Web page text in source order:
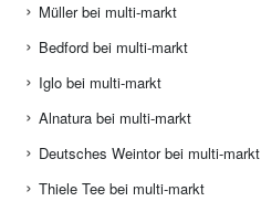
Müller bei multi-markt
Bedford bei multi-markt
Iglo bei multi-markt
Alnatura bei multi-markt
Deutsches Weintor bei multi-markt
Thiele Tee bei multi-markt